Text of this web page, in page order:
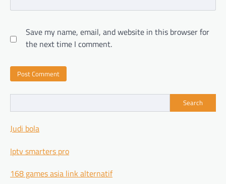
Save my name, email, and website in this browser for
the next time I comment.
Search
Judi bola
Iptv smarters pro
168 games asia link alternatif